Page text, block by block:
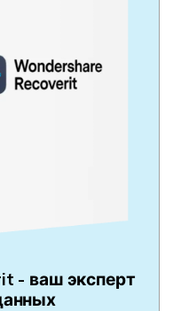
- ваш эксперт